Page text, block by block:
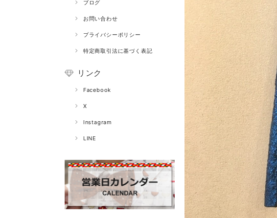
ブログ
お問い合わせ
プライバシーポリシー
特定商取引法に基づく表記
リンク
Facebook
X
Instagram
LINE